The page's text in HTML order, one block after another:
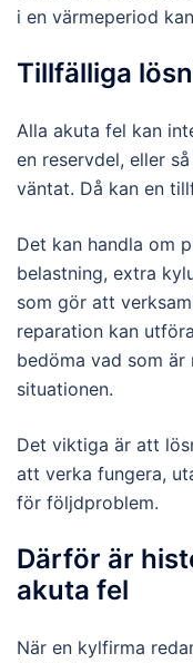
i en värmeperiod
Tillfälliga
Alla akuta fel kan
en reservdel, eller
väntat. Då kan en
Det kan handla om
belastning, extra
som gör att
reparation kan
bedöma vad som
situationen.
Det viktiga är att
att verka fungera,
för följdproblem.
Därför är
akuta fel
När en kylfirma